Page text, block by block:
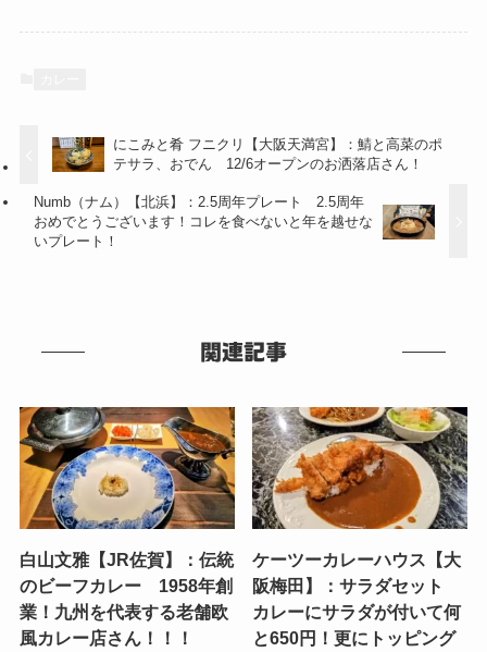
にこみと肴 フニクリ【大阪天満宮】：鯖と高菜のポ
テサラ、おでん 12/6オープンのお洒落店さん！
Numb（ナム）【北浜】：2.5周年プレート 2.5周年
おめでとうございます！コレを食べないと年を越せな
いプレート！
関連記事
白山文雅【JR佐賀】：伝統
のビーフカレー 1958年創
業！九州を代表する老舗欧
風カレー店さん！！！
ケーツーカレーハウス【大
阪梅田】：サラダセット
カレーにサラダが付いて何
と650円！更にトッピング